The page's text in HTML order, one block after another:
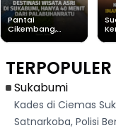
Pantai
Cikembang,
Dari
Palabuhanratu
TERPOPULER
Sukabumi
Kades di Ciemas
Satnarkoba, Polisi